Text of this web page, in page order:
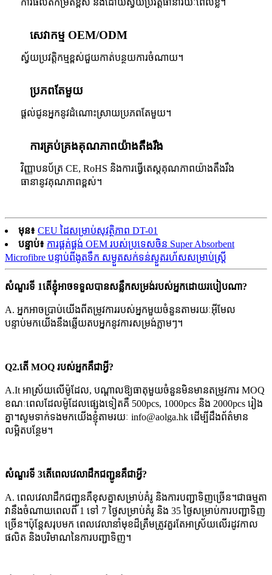
ការផលិតកម្រិតខ្ពស់ និងដោយស្វ័យប្រវត្តិធានារយៈពេលខ្លី។
សេវាកម្ម OEM/ODM
ស្វ័យប្រវត្តិកម្មខ្ពស់ជួយកាត់បន្ថយការចំណាយ។
ប្រភពតែមួយ
ផ្តល់ជូនអ្នកនូវដំណោះស្រាយប្រភពតែមួយ។
ការគ្រប់គ្រងគុណភាពយ៉ាងតឹងរឹង
វិញ្ញាបនប័ត្រ CE, RoHS និងការធ្វើតេស្តគុណភាពយ៉ាងតឹងរឹង
ធានានូវគុណភាពខ្ពស់។
មុន៖ CEU ដៃសម្រាប់សុវត្ថិភាព DT-01
បន្ទាប់៖ ការផ្គត់ផ្គង់ OEM របស់ប្រទេសចិន Super Absorbent
Microfibre បន្ទាប់ពីងូតទឹក សម្ងួតសក់ទន់ស្ងួតរហ័សសម្រាប់ស្ត្រី
សំណួរទី 1តើខ្ញុំអាចទទួលបានសន្លឹកសម្រង់របស់អ្នកដោយរបៀបណា?
A. អ្នកអាចប្រាប់យើងពីតម្រូវការរបស់អ្នកមួយចំនួនតាមរយៈអ៊ីមែល
បន្ទាប់មកយើងនឹងឆ្លើយតបអ្នកនូវការសម្រង់ភ្លាមៗ។
Q2.តើ MOQ របស់អ្នកគឺជាអ្វី?
A.It អាស្រ័យលើម៉ូដែល, បណ្តាលឱ្យធាតុមួយចំនួនមិនមានតម្រូវការ MOQ
ខណៈពេលដែលម៉ូដែលផ្សេងទៀតគឺ 500pcs, 1000pcs និង 2000pcs រៀង
គ្នា។សូមទាក់ទងមកយើងខ្ញុំតាមរយៈ info@aolga.hk ដើម្បីដឹងព័ត៌មាន
លម្អិតបន្ថែម។
សំណួរទី 3តើពេលវេលាដឹកជញ្ជូនគឺជាអ្វី?
A. ពេលវេលាដឹកជញ្ជូនគឺខុសគ្នាសម្រាប់គំរូ និងការបញ្ជាទិញច្រើន។ជាធម្មតា
វានឹងចំណាយពេលពី 1 ទៅ 7 ថ្ងៃសម្រាប់គំរូ និង 35 ថ្ងៃសម្រាប់ការបញ្ជាទិញ
ច្រើន។ប៉ុន្តែសរុបមក ពេលវេលានាំមុខដ៏ត្រឹមត្រូវគួរតែអាស្រ័យលើរដូវកាល
ផលិត និងបរិមាណនៃការបញ្ជាទិញ។